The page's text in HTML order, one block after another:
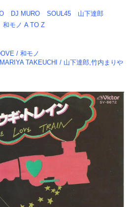
DJ MURO SOUL45
山下達郎
和モノ A TO Z
/ 和モノ
TAKEUCHI / 山下達郎,竹内まりや